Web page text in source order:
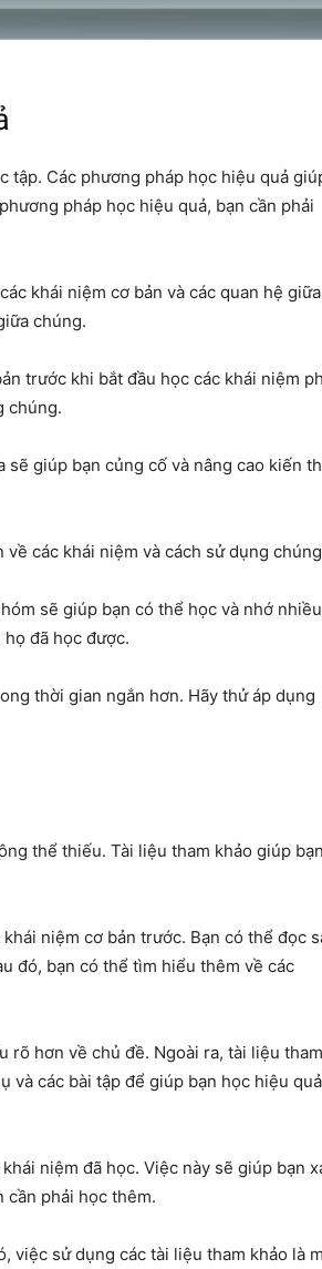
tập. Các phương pháp học hiệu quả
pháp học hiệu quả, bạn cần phải
khái niệm cơ bản và các quan hệ giữa
chúng.
trước khi bắt đầu học các khái niệm
chúng.
sẽ giúp bạn củng cố và nâng cao kiến
các khái niệm và cách sử dụng
sẽ giúp bạn có thể học và nhớ nhiều
đã học được.
thời gian ngắn hơn. Hãy thử áp dụng
thể thiếu. Tài liệu tham khảo giúp
niệm cơ bản trước. Bạn có thể đọc
đó, bạn có thể tìm hiểu thêm về các
rõ hơn về chủ đề. Ngoài ra, tài liệu tham
và các bài tập để giúp bạn học hiệu quả
niệm đã học. Việc này sẽ giúp bạn
cần phải học thêm.
việc sử dụng các tài liệu tham khảo là